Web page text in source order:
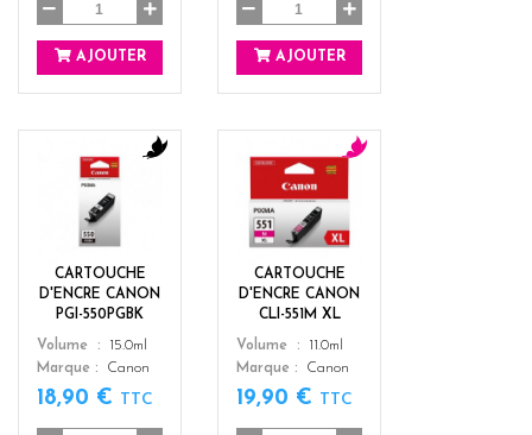
AJOUTER AJOUTER
CARTOUCHE
D'ENCRE CANON
PGI-550PGBK
Color
k
Volume
15.0ml
Marque
Canon
18,90 € TTC
CARTOUCHE
D'ENCRE CANON
CLI-551M XL
Color
a
e
n
t
Volume
11.0ml
Marque
Canon
19,90 € TTC